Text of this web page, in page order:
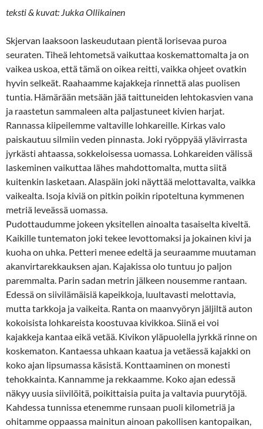
teksti & kuvat: Jukka Ollikainen
Skjervan laaksoon laskeudutaan pientä lorisevaa puroa
seuraten. Tiheä lehtometsä vaikuttaa koskemattomalta ja on
vaikea uskoa, että tämä on oikea reitti, vaikka ohjeet ovatkin
hyvin selkeät. Raahaamme kajakkeja rinnettä alas puolisen
tuntia. Hämärään metsään jää taittuneiden lehtokasvien vana
ja raastetun sammaleen alta paljastuneet kivien harjat.
Rannassa kiipeilemme valtaville lohkareille. Kirkas valo
paiskautuu silmiin veden pinnasta. Joki ryöppyää ylävirrasta
jyrkästi ahtaassa, sokkeloisessa uomassa. Lohkareiden välissä
laskeminen vaikuttaa lähes mahdottomalta, mutta siitä
kuitenkin lasketaan. Alaspäin joki näyttää melottavalta, vaikka
vaikealta. Isoja kiviä on pitkin poikin ripoteltuna kymmenen
metriä leveässä uomassa.
Pudottaudumme jokeen yksitellen ainoalta tasaiselta kiveltä.
Kaikille tuntematon joki tekee levottomaksi ja jokainen kivi ja
kuoha on uhka. Petteri menee edeltä ja seuraamme muutaman
akanvirtarekkauksen ajan. Kajakissa olo tuntuu jo paljon
paremmalta. Parin sadan metrin jälkeen nousemme rantaan.
Edessä on siivilämäisiä kapeikkoja, luultavasti melottavia,
mutta tarkkoja ja vaikeita. Ranta on maanvyöryn jäljiltä auton
kokoisista lohkareista koostuvaa kivikkoa. Siinä ei voi
kajakkeja kantaa eikä vetää. Kivikon yläpuolella jyrkkä rinne on
koskematon. Kantaessa uhkaan kaatua ja vetäessä kajakki on
koko ajan lipsumassa käsistä. Konttaaminen on monesti
tehokkainta. Kannamme ja rekkaamme. Koko ajan edessä
näkyy uusia siivilöitä, poikittaisia puita ja valtavia puurytöjä.
Kahdessa tunnissa etenemme runsaan puoli kilometriä ja
ohitamme oppaassa mainitun ainoan pakollisen kantopaikan,